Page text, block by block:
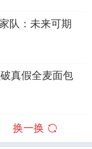
队：未来可期
真假全麦面包
换一换